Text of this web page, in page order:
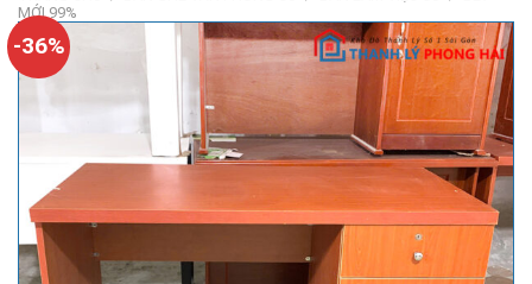
MỚI 99%
-36%